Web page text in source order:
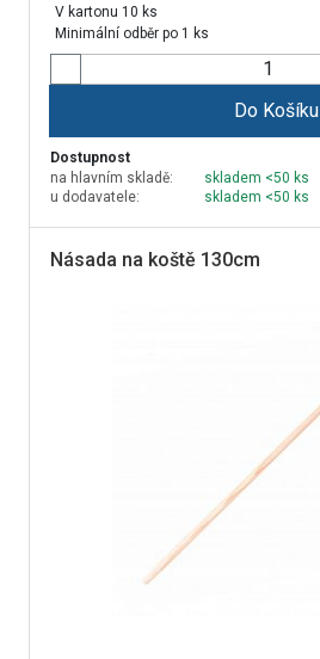
V kartonu 10 ks
Minimální odběr po 1 ks
Do Košíku
Dostupnost
na hlavním skladě:
skladem <50 ks
u dodavatele:
skladem <50 ks
Násada na koště 130cm